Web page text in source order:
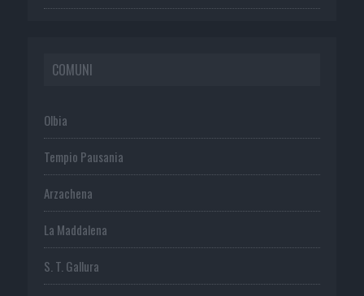
COMUNI
Olbia
Tempio Pausania
Arzachena
La Maddalena
S. T. Gallura